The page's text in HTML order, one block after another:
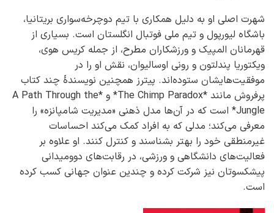
شهرت اصلی او به دلیل همکاری با تیم دوچرخه‌سواری بریتانیا،
باشگاه لیورپول و تیم ملی فوتبال انگلستان است. بسیاری از
قهرمانان المپیک و ورزشکاران مطرح، از جمله کریس هوی،
ویکتوریا پندلتون و رونی اوسالیوان، نقش او را در
موفقیت‌هایشان ستوده‌اند. پیترز همچنین نویسندهٔ چند کتاب
پرفروش مانند *The Chimp Paradox* و *A Path Through the
Jungle* است که در آن‌ها مدل ذهنی «مدیریت شامپانزه» را
معرفی می‌کند؛ مدلی که به افراد کمک می‌کند احساسات
غیرمنطقی خود را بهتر بشناسند و کنترل کنند. او علاوه بر
فعالیت‌های دانشگاهی و ورزشی، در رقابت‌های دوومیدانی
پیشکسوتان نیز شرکت کرده و چندین عنوان جهانی کسب کرده
است.